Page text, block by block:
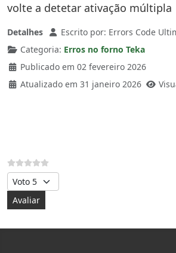
volte a detetar ativação múltipla
Detalhes Escrito por: Errors Code
Categoria: Erros no forno Teka
Publicado em 02 fevereiro 2026
Atualizado em 31 janeiro 2026
Avalie, por favor